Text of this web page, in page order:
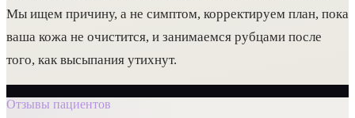
Мы ищем причину, а не симптом, корректируем план, пока
ваша кожа не очистится, и занимаемся рубцами после
того, как высыпания утихнут.
Отзывы пациентов